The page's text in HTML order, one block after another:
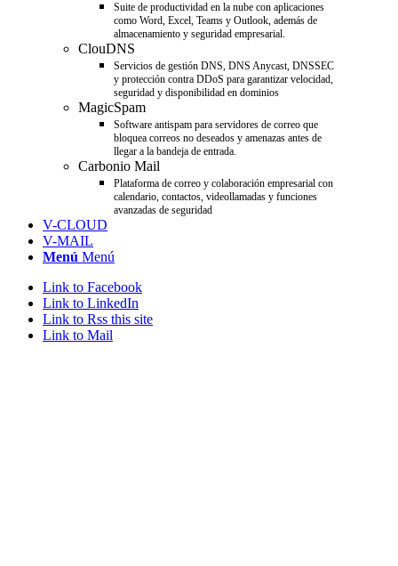
Suite de productividad en la nube con aplicaciones
como Word, Excel, Teams y Outlook, además de
almacenamiento y seguridad empresarial.
ClouDNS
Servicios de gestión DNS, DNS Anycast, DNSSEC
y protección contra DDoS para garantizar velocidad,
seguridad y disponibilidad en dominios
MagicSpam
Software antispam para servidores de correo que
bloquea correos no deseados y amenazas antes de
llegar a la bandeja de entrada.
Carbonio Mail
Plataforma de correo y colaboración empresarial con
calendario, contactos, videollamadas y funciones
avanzadas de seguridad
V-CLOUD
V-MAIL
Menú Menú
Link to Facebook
Link to LinkedIn
Link to Rss this site
Link to Mail